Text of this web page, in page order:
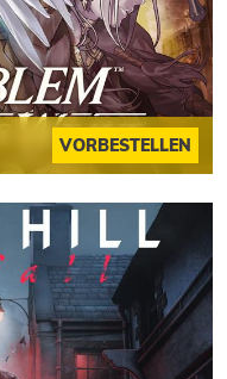
VORBESTELLEN